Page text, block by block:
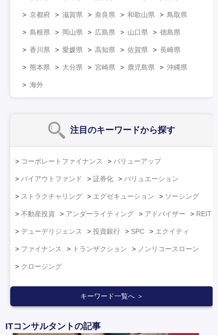
京都府 滋賀県 奈良県 和歌山県 鳥取県
島根県 岡山県 広島県 山口県 徳島県
香川県 愛媛県 高知県 佐賀県 長崎県
熊本県 大分県 宮崎県 鹿児島県 沖縄県
海外
注目のキーワードから探す
コーポレートファイナンス バリューアップ
バイアウトファンド 証券化 バリュエーション
ストラクチャリング エグゼキューション ソーシング
不動産投資 アンダーライティング アドバイザー REIT
デューデリジェンス 投資銀行 SPC エクイティ
ファイナンス トランザクション ノンリコースローン
クロージング
キーワード一覧へ ＞
ITコンサルタントの記事